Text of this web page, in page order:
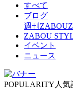
すべて
ブログ
週刊ZABOU
ZABOU
イベント
ニュース
POPULARITY 人気